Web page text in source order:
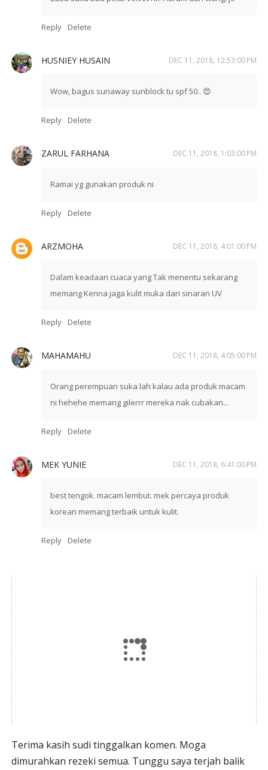
Reply Delete
HUSNIEY HUSAIN DEC 11, 2018, 12:53:00 PM
Wow, bagus sunaway sunblock tu spf 50.. 😍
Reply Delete
ZARUL FARHANA DEC 11, 2018, 1:03:00 PM
Ramai yg gunakan produk ni
Reply Delete
ARZMOHA DEC 11, 2018, 4:01:00 PM
Dalam keadaan cuaca yang Tak menentu sekarang
memang Kenna jaga kulit muka dari sinaran UV
Reply Delete
MAHAMAHU DEC 11, 2018, 4:05:00 PM
Orang perempuan suka lah kalau ada produk macam
ni hehehe memang gilerrr mereka nak cubakan...
Reply Delete
MEK YUNIE DEC 11, 2018, 6:41:00 PM
best tengok. macam lembut. mek percaya produk
korean memang terbaik untuk kulit.
Reply Delete
Terima kasih sudi tinggalkan komen. Moga
dimurahkan rezeki semua. Tunggu saya terjah balik